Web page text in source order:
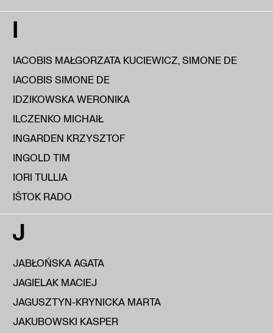
I
IACOBIS MAŁGORZATA KUCIEWICZ, SIMONE DE
IACOBIS SIMONE DE
IDZIKOWSKA WERONIKA
ILCZENKO MICHAIŁ
INGARDEN KRZYSZTOF
INGOLD TIM
IORI TULLIA
IŠTOK RADO
J
JABŁOŃSKA AGATA
JAGIELAK MACIEJ
JAGUSZTYN-KRYNICKA MARTA
JAKUBOWSKI KASPER